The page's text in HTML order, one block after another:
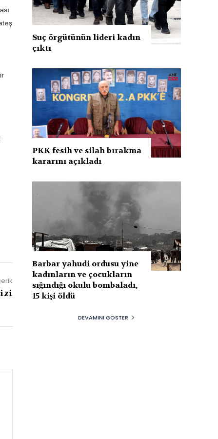
Suç örgütünün lideri kadın
çıktı
PKK fesih ve silah bırakma
kararını açıkladı
Barbar yahudi ordusu yine
kadınların ve çocukların
sığındığı okulu bombaladı,
15 kişi öldü
DEVAMINI GÖSTER